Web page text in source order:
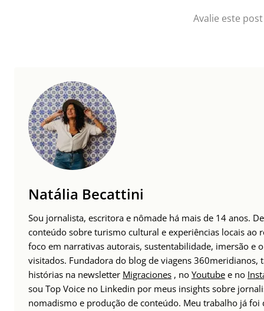
Avalie este post
Natália Becattini
Sou jornalista, escritora e nômade há mais de 14 anos.
conteúdo sobre turismo cultural e experiências locais ao
foco em narrativas autorais, sustentabilidade, imersão e
visitados. Fundadora do blog de viagens
histórias na newsletter Migraciones , no Youtube e no
sou Top Voice no Linkedin por meus insights sobre
nomadismo e produção de conteúdo. Meu trabalho já foi